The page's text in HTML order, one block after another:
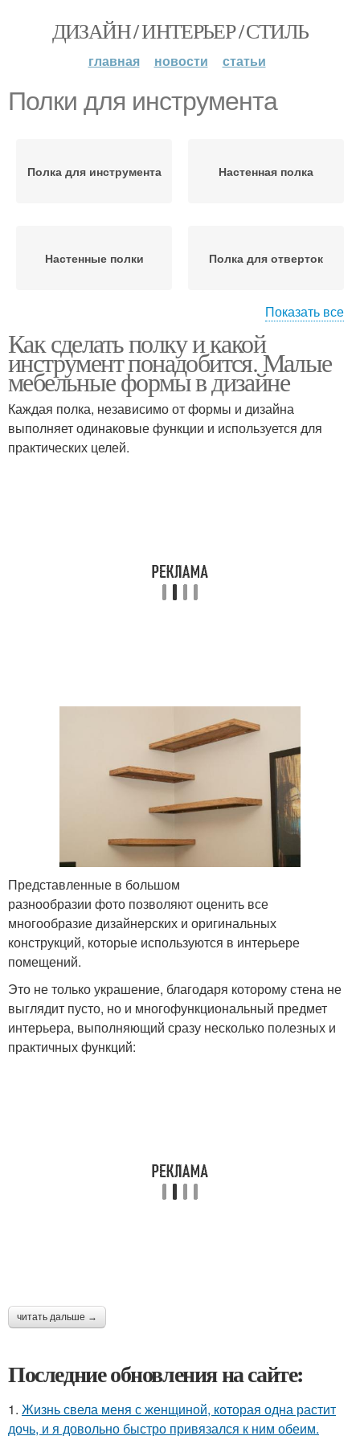
ДИЗАЙН / ИНТЕРЬЕР / СТИЛЬ
главная новости статьи
Полки для инструмента
Полка для инструмента Настенная полка
Настенные полки Полка для отверток
инструментов
Инструментальные
полки
Стенд для инструмента Инструмент в гараже
Показать все
Как сделать полку и какой
инструмент понадобится. Малые
мебельные формы в дизайне
Каждая полка, независимо от формы и дизайна
выполняет одинаковые функции и используется для
практических целей.
Представленные в большом
разнообразии фото позволяют оценить все
многообразие дизайнерских и оригинальных
конструкций, которые используются в интерьере
помещений.
Это не только украшение, благодаря которому стена не
выглядит пусто, но и многофункциональный предмет
интерьера, выполняющий сразу несколько полезных и
практичных функций:
читать дальше →
Последние обновления на сайте:
1. Жизнь свела меня с женщиной, которая одна растит
дочь, и я довольно быстро привязался к ним обеим.